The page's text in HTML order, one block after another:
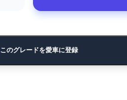
このグレードを愛車に登録